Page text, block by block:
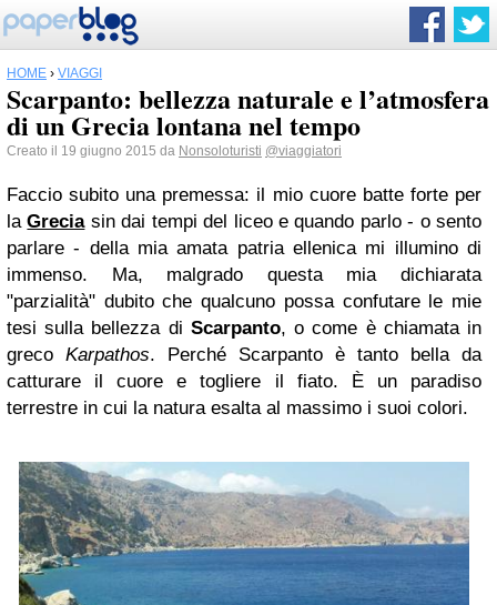
HOME › VIAGGI
Scarpanto: bellezza naturale e l’atmosfera
di un Grecia lontana nel tempo
Creato il 19 giugno 2015 da Nonsoloturisti @viaggiatori
Faccio subito una premessa: il mio cuore batte forte per
laGreciasin dai tempi del liceo e quando parlo - o sento
parlare - della mia amata patria ellenica mi illumino di
immenso. Ma, malgrado questa mia dichiarata
"parzialità" dubito che qualcuno possa confutare le mie
tesi sulla bellezza di Scarpanto, o come è chiamata in
greco Karpathos. Perché Scarpanto è tanto bella da
catturare il cuore e togliere il fiato. È un paradiso
terrestre in cui la natura esalta al massimo i suoi colori.